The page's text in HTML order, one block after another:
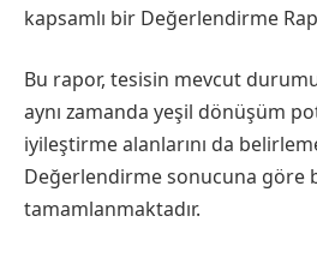
kapsamlı bir Değerlendirme
Bu rapor, tesisin mevcut
aynı zamanda yeşil dönüşüm
iyileştirme alanlarını da
Değerlendirme sonucuna göre
tamamlanmaktadır.